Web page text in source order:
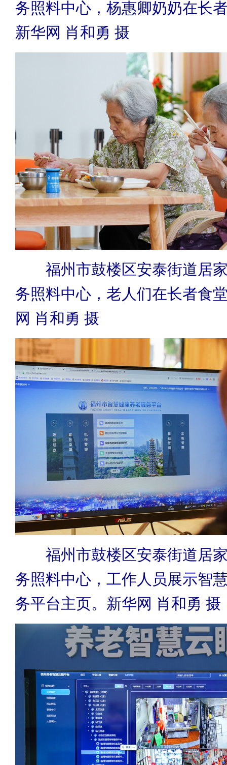
务照料中心，杨惠卿奶奶在长
新华网 肖和勇 摄
福州市鼓楼区安泰街道居
务照料中心，老人们在长者食
网 肖和勇 摄
福州市鼓楼区安泰街道居
务照料中心，工作人员展示智
务平台主页。新华网 肖和勇 摄